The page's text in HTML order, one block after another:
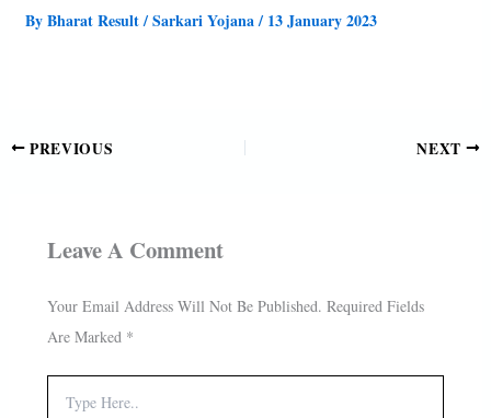
ByBharat Result/Sarkari Yojana/ 13 January 2023
PREVIOUS NEXT
Leave A Comment
Your Email Address Will Not Be Published. Required Fields
Are Marked *
Here..